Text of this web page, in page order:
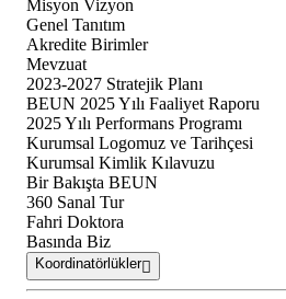
Misyon Vizyon
Genel Tanıtım
Akredite Birimler
Mevzuat
2023-2027 Stratejik Planı
BEUN 2025 Yılı Faaliyet Raporu
2025 Yılı Performans Programı
Kurumsal Logomuz ve Tarihçesi
Kurumsal Kimlik Kılavuzu
Bir Bakışta BEUN
360 Sanal Tur
Fahri Doktora
Basında Biz
Koordinatörlükler